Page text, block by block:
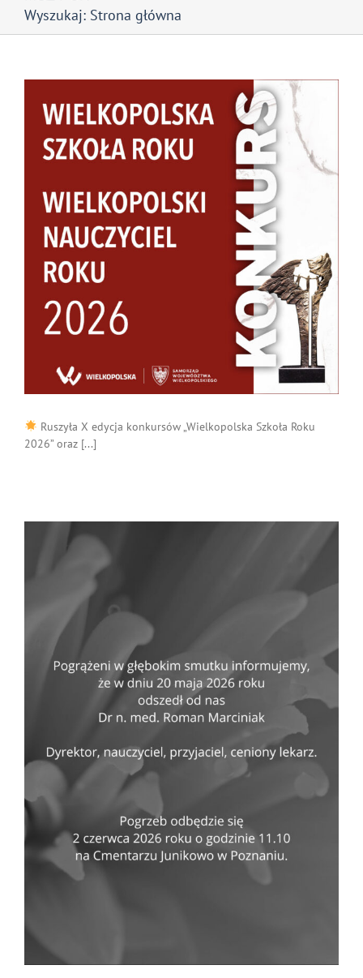
Wyszukaj: Strona główna
Ruszyła X edycja konkursów „Wielkopolska Szkoła Roku
2026” oraz [...]